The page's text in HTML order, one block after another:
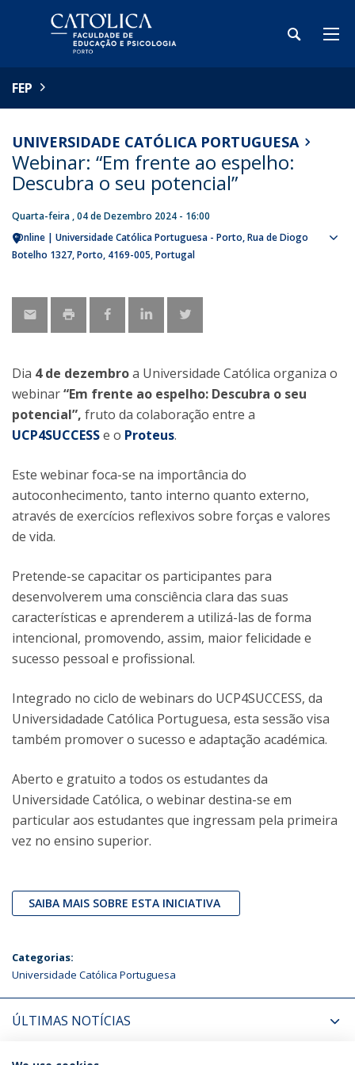
FEP
UNIVERSIDADE CATÓLICA PORTUGUESA
Webinar: “Em frente ao espelho:
Descubra o seu potencial”
Quarta-feira , 04 de Dezembro 2024 - 16:00
Online | Universidade Católica Portuguesa - Porto Rua de Diogo
Botelho 1327 Porto 4169-005 Portugal
Dia 4 de dezembroa Universidade Católica organiza o
webinar“Em frente ao espelho: Descubra o seu
potencial”, fruto da colaboração entre a
UCP4SUCCESSe o Proteus.
Este webinar foca-se na importância do
autoconhecimento, tanto interno quanto externo,
através de exercícios reflexivos sobre forças e valores
de vida.
Pretende-se capacitar os participantes para
desenvolverem uma consciência clara das suas
características e aprenderem a utilizá-las de forma
intencional, promovendo, assim, maior felicidade e
sucesso pessoal e profissional.
Integrado no ciclo de webinars do UCP4SUCCESS, da
Universidadade Católica Portuguesa, esta sessão visa
também promover o sucesso e adaptação académica.
Aberto e gratuito a todos os estudantes da
Universidade Católica, o webinar destina-se em
particular aos estudantes que ingressam pela primeira
vez no ensino superior.
SAIBA MAIS SOBRE ESTA INICIATIVA
Categorias:
Universidade Católica Portuguesa
ÚLTIMAS NOTÍCIAS